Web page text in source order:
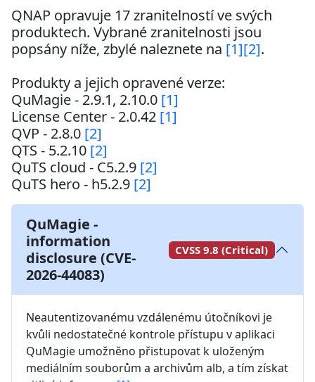
QNAP opravuje 17 zranitelností ve svých
produktech. Vybrané zranitelnosti jsou
popsány níže, zbylé naleznete na [1][2].
Produkty a jejich opravené verze:
QuMagie - 2.9.1, 2.10.0 [1]
License Center - 2.0.42 [1]
QVP - 2.8.0 [2]
QTS - 5.2.10 [2]
QuTS cloud - C5.2.9 [2]
QuTS hero - h5.2.9 [2]
QuMagie -
information
disclosure (CVE-
2026-44083)
CVSS 9.8 (Critical)
Neautentizovanému vzdálenému útočníkovi je
kvůli nedostatečné kontrole přístupu v aplikaci
QuMagie umožněno přistupovat k uloženým
mediálním souborům a archivům alb, a tím získat